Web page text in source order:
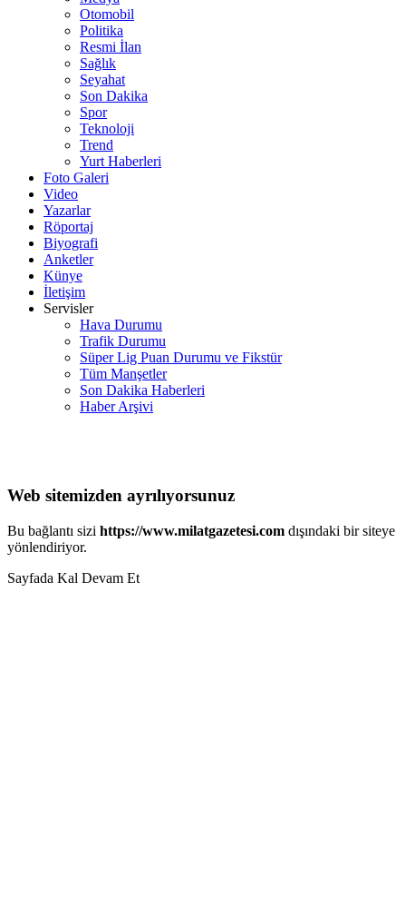
Otomobil
Politika
Resmi İlan
Sağlık
Seyahat
Son Dakika
Spor
Teknoloji
Trend
Yurt Haberleri
Foto Galeri
Video
Yazarlar
Röportaj
Biyografi
Anketler
Künye
İletişim
Servisler
Hava Durumu
Trafik Durumu
Süper Lig Puan Durumu ve Fikstür
Tüm Manşetler
Son Dakika Haberleri
Haber Arşivi
Web sitemizden ayrılıyorsunuz
Bu bağlantı sizi https://www.milatgazetesi.com dışındaki bir siteye
yönlendiriyor.
Sayfada Kal Devam Et